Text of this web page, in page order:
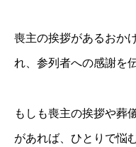
喪主の挨拶があるおか
れ、参列者への感謝を
もしも喪主の挨拶や葬
があれば、ひとりで悩